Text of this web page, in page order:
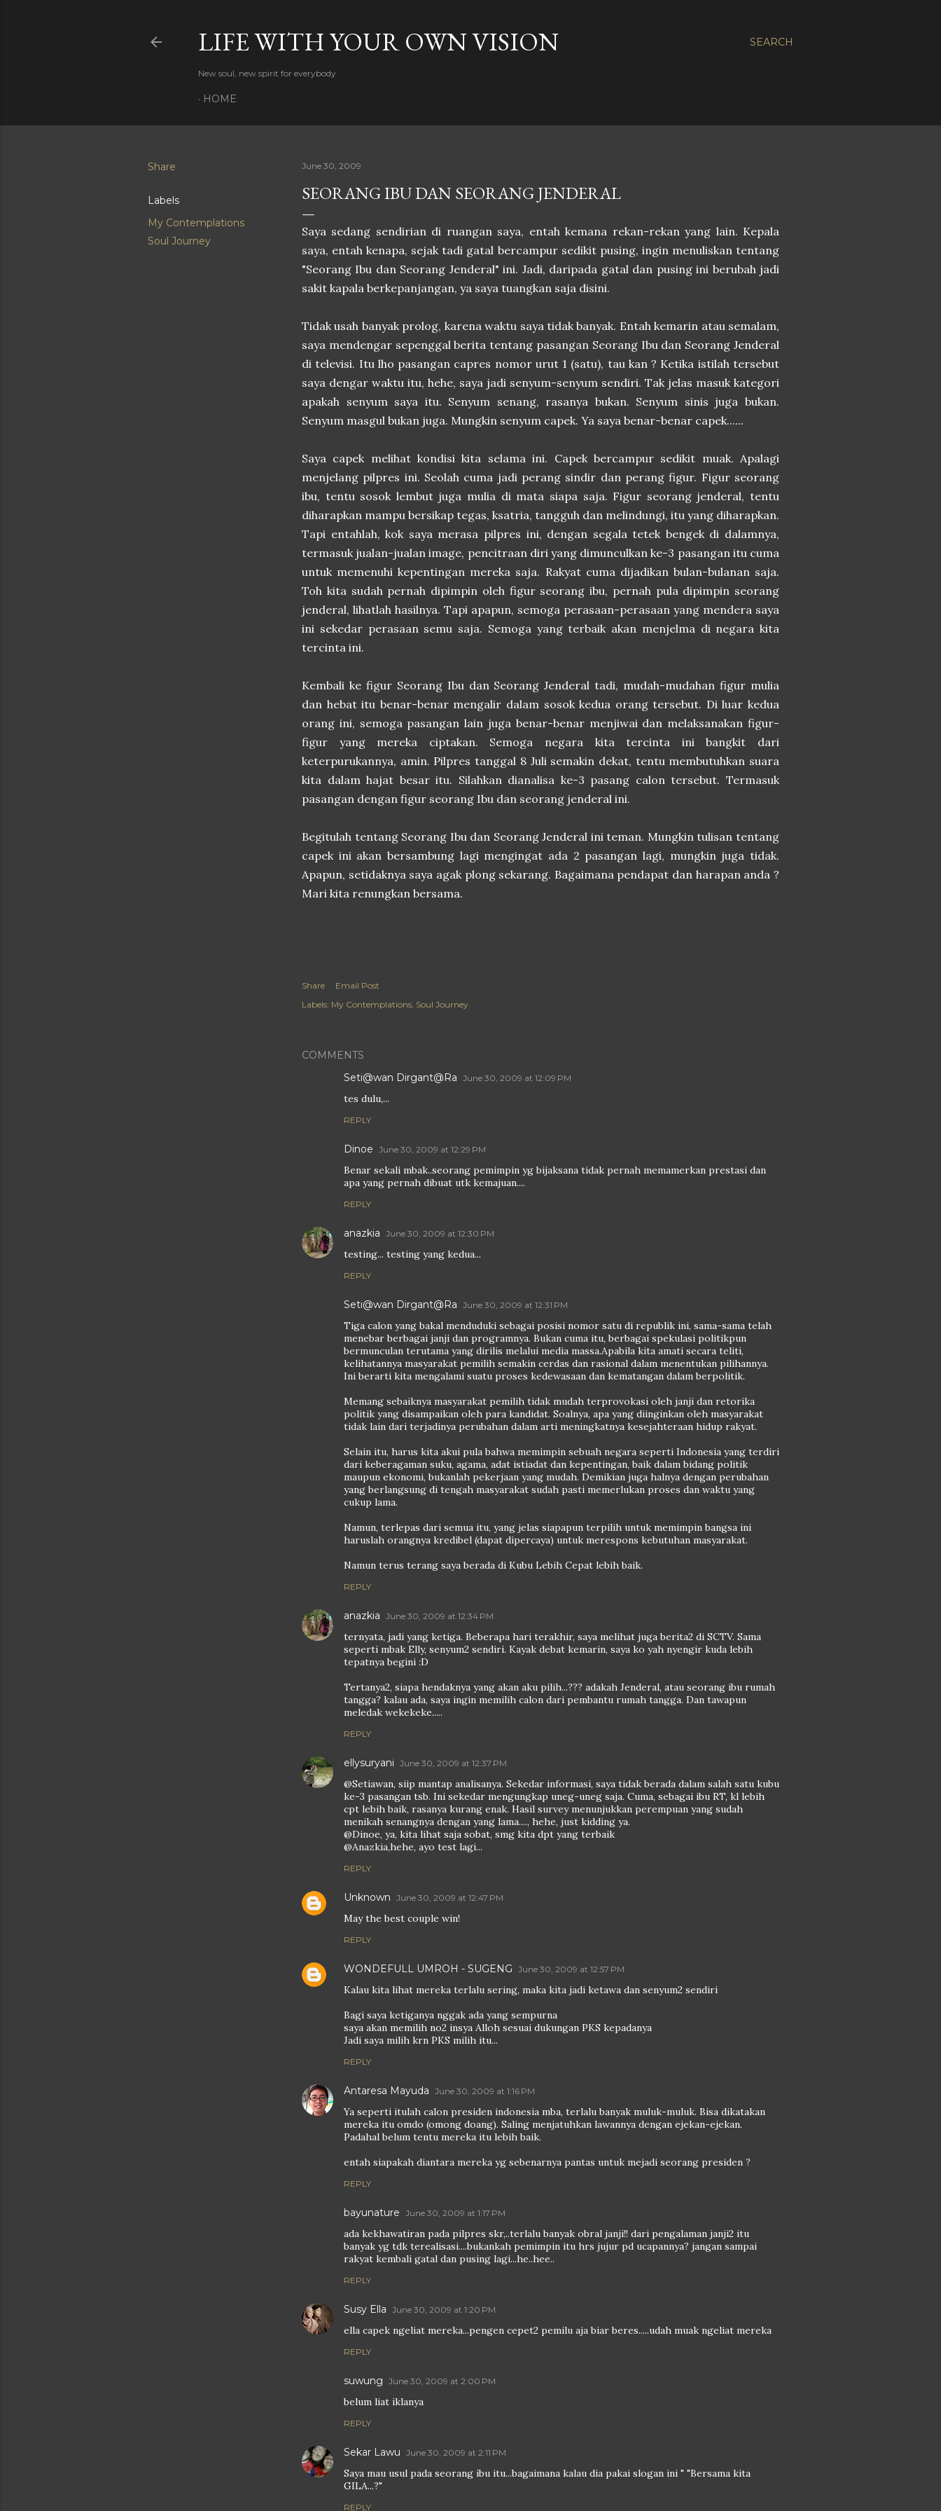
SEARCH
LIFE WITH YOUR OWN VISION
New soul, new spirit for everybody
HOME
Share
Labels
My Contemplations
Soul Journey
June 30, 2009
SEORANG IBU DAN SEORANG JENDERAL
Saya sedang sendirian di ruangan saya, entah kemana rekan-rekan yang lain. Kepala
saya, entah kenapa, sejak tadi gatal bercampur sedikit pusing, ingin menuliskan tentang
"Seorang Ibu dan Seorang Jenderal" ini. Jadi, daripada gatal dan pusing ini berubah jadi
sakit kapala berkepanjangan, ya saya tuangkan saja disini.
Tidak usah banyak prolog, karena waktu saya tidak banyak. Entah kemarin atau semalam,
saya mendengar sepenggal berita tentang pasangan Seorang Ibu dan Seorang Jenderal
di televisi. Itu lho pasangan capres nomor urut 1 (satu), tau kan ? Ketika istilah tersebut
saya dengar waktu itu, hehe, saya jadi senyum-senyum sendiri. Tak jelas masuk kategori
apakah senyum saya itu. Senyum senang, rasanya bukan. Senyum sinis juga bukan.
Senyum masgul bukan juga. Mungkin senyum capek. Ya saya benar-benar capek......
Saya capek melihat kondisi kita selama ini. Capek bercampur sedikit muak. Apalagi
menjelang pilpres ini. Seolah cuma jadi perang sindir dan perang figur. Figur seorang
ibu, tentu sosok lembut juga mulia di mata siapa saja. Figur seorang jenderal, tentu
diharapkan mampu bersikap tegas, ksatria, tangguh dan melindungi, itu yang diharapkan.
Tapi entahlah, kok saya merasa pilpres ini, dengan segala tetek bengek di dalamnya,
termasuk jualan-jualan image, pencitraan diri yang dimunculkan ke-3 pasangan itu cuma
untuk memenuhi kepentingan mereka saja. Rakyat cuma dijadikan bulan-bulanan saja.
Toh kita sudah pernah dipimpin oleh figur seorang ibu, pernah pula dipimpin seorang
jenderal, lihatlah hasilnya. Tapi apapun, semoga perasaan-perasaan yang mendera saya
ini sekedar perasaan semu saja. Semoga yang terbaik akan menjelma di negara kita
tercinta ini.
Kembali ke figur Seorang Ibu dan Seorang Jenderal tadi, mudah-mudahan figur mulia
dan hebat itu benar-benar mengalir dalam sosok kedua orang tersebut. Di luar kedua
orang ini, semoga pasangan lain juga benar-benar menjiwai dan melaksanakan figur-
figur yang mereka ciptakan. Semoga negara kita tercinta ini bangkit dari
keterpurukannya, amin. Pilpres tanggal 8 Juli semakin dekat, tentu membutuhkan suara
kita dalam hajat besar itu. Silahkan dianalisa ke-3 pasang calon tersebut. Termasuk
pasangan dengan figur seorang Ibu dan seorang jenderal ini.
Begitulah tentang Seorang Ibu dan Seorang Jenderal ini teman. Mungkin tulisan tentang
capek ini akan bersambung lagi mengingat ada 2 pasangan lagi, mungkin juga tidak.
Apapun, setidaknya saya agak plong sekarang. Bagaimana pendapat dan harapan anda ?
Mari kita renungkan bersama.
Share
Email Post
Labels: My Contemplations Soul Journey
COMMENTS
Seti@wan Dirgant@Ra June 30, 2009 at 12:09 PM
tes dulu,...
REPLY
Dinoe June 30, 2009 at 12:29 PM
Benar sekali mbak..seorang pemimpin yg bijaksana tidak pernah memamerkan prestasi dan
apa yang pernah dibuat utk kemajuan....
REPLY
anazkia June 30, 2009 at 12:30 PM
testing... testing yang kedua...
REPLY
Seti@wan Dirgant@Ra June 30, 2009 at 12:31 PM
Tiga calon yang bakal menduduki sebagai posisi nomor satu di republik ini, sama-sama telah
menebar berbagai janji dan programnya. Bukan cuma itu, berbagai spekulasi politikpun
bermunculan terutama yang dirilis melalui media massa.Apabila kita amati secara teliti,
kelihatannya masyarakat pemilih semakin cerdas dan rasional dalam menentukan pilihannya.
Ini berarti kita mengalami suatu proses kedewasaan dan kematangan dalam berpolitik.
Memang sebaiknya masyarakat pemilih tidak mudah terprovokasi oleh janji dan retorika
politik yang disampaikan oleh para kandidat. Soalnya, apa yang diinginkan oleh masyarakat
tidak lain dari terjadinya perubahan dalam arti meningkatnya kesejahteraan hidup rakyat.
Selain itu, harus kita akui pula bahwa memimpin sebuah negara seperti Indonesia yang terdiri
dari keberagaman suku, agama, adat istiadat dan kepentingan, baik dalam bidang politik
maupun ekonomi, bukanlah pekerjaan yang mudah. Demikian juga halnya dengan perubahan
yang berlangsung di tengah masyarakat sudah pasti memerlukan proses dan waktu yang
cukup lama.
Namun, terlepas dari semua itu, yang jelas siapapun terpilih untuk memimpin bangsa ini
haruslah orangnya kredibel (dapat dipercaya) untuk merespons kebutuhan masyarakat.
Namun terus terang saya berada di Kubu Lebih Cepat lebih baik.
REPLY
anazkia June 30, 2009 at 12:34 PM
ternyata, jadi yang ketiga. Beberapa hari terakhir, saya melihat juga berita2 di SCTV. Sama
seperti mbak Elly, senyum2 sendiri. Kayak debat kemarin, saya ko yah nyengir kuda lebih
tepatnya begini :D
Tertanya2, siapa hendaknya yang akan aku pilih...??? adakah Jenderal, atau seorang ibu rumah
tangga? kalau ada, saya ingin memilih calon dari pembantu rumah tangga. Dan tawapun
meledak wekekeke.....
REPLY
ellysuryani June 30, 2009 at 12:37 PM
@Setiawan, siip mantap analisanya. Sekedar informasi, saya tidak berada dalam salah satu kubu
ke-3 pasangan tsb. Ini sekedar mengungkap uneg-uneg saja. Cuma, sebagai ibu RT, kl lebih
cpt lebih baik, rasanya kurang enak. Hasil survey menunjukkan perempuan yang sudah
menikah senangnya dengan yang lama...., hehe, just kidding ya.
@Dinoe, ya, kita lihat saja sobat, smg kita dpt yang terbaik
@Anazkia,hehe, ayo test lagi...
REPLY
Unknown June 30, 2009 at 12:47 PM
May the best couple win!
REPLY
WONDEFULL UMROH - SUGENG June 30, 2009 at 12:57 PM
Kalau kita lihat mereka terlalu sering, maka kita jadi ketawa dan senyum2 sendiri
Bagi saya ketiganya nggak ada yang sempurna
saya akan memilih no2 insya Alloh sesuai dukungan PKS kepadanya
Jadi saya milih krn PKS milih itu...
REPLY
Antaresa Mayuda June 30, 2009 at 1:16 PM
Ya seperti itulah calon presiden indonesia mba, terlalu banyak muluk-muluk. Bisa dikatakan
mereka itu omdo (omong doang). Saling menjatuhkan lawannya dengan ejekan-ejekan.
Padahal belum tentu mereka itu lebih baik.
entah siapakah diantara mereka yg sebenarnya pantas untuk mejadi seorang presiden ?
REPLY
bayunature June 30, 2009 at 1:17 PM
ada kekhawatiran pada pilpres skr,..terlalu banyak obral janji!! dari pengalaman janji2 itu
banyak yg tdk terealisasi....bukankah pemimpin itu hrs jujur pd ucapannya? jangan sampai
rakyat kembali gatal dan pusing lagi...he..hee..
REPLY
Susy Ella June 30, 2009 at 1:20 PM
ella capek ngeliat mereka...pengen cepet2 pemilu aja biar beres.....udah muak ngeliat mereka
REPLY
suwung June 30, 2009 at 2:00 PM
belum liat iklanya
REPLY
Sekar Lawu June 30, 2009 at 2:11 PM
Saya mau usul pada seorang ibu itu...bagaimana kalau dia pakai slogan ini " "Bersama kita
GILA...?"
REPLY